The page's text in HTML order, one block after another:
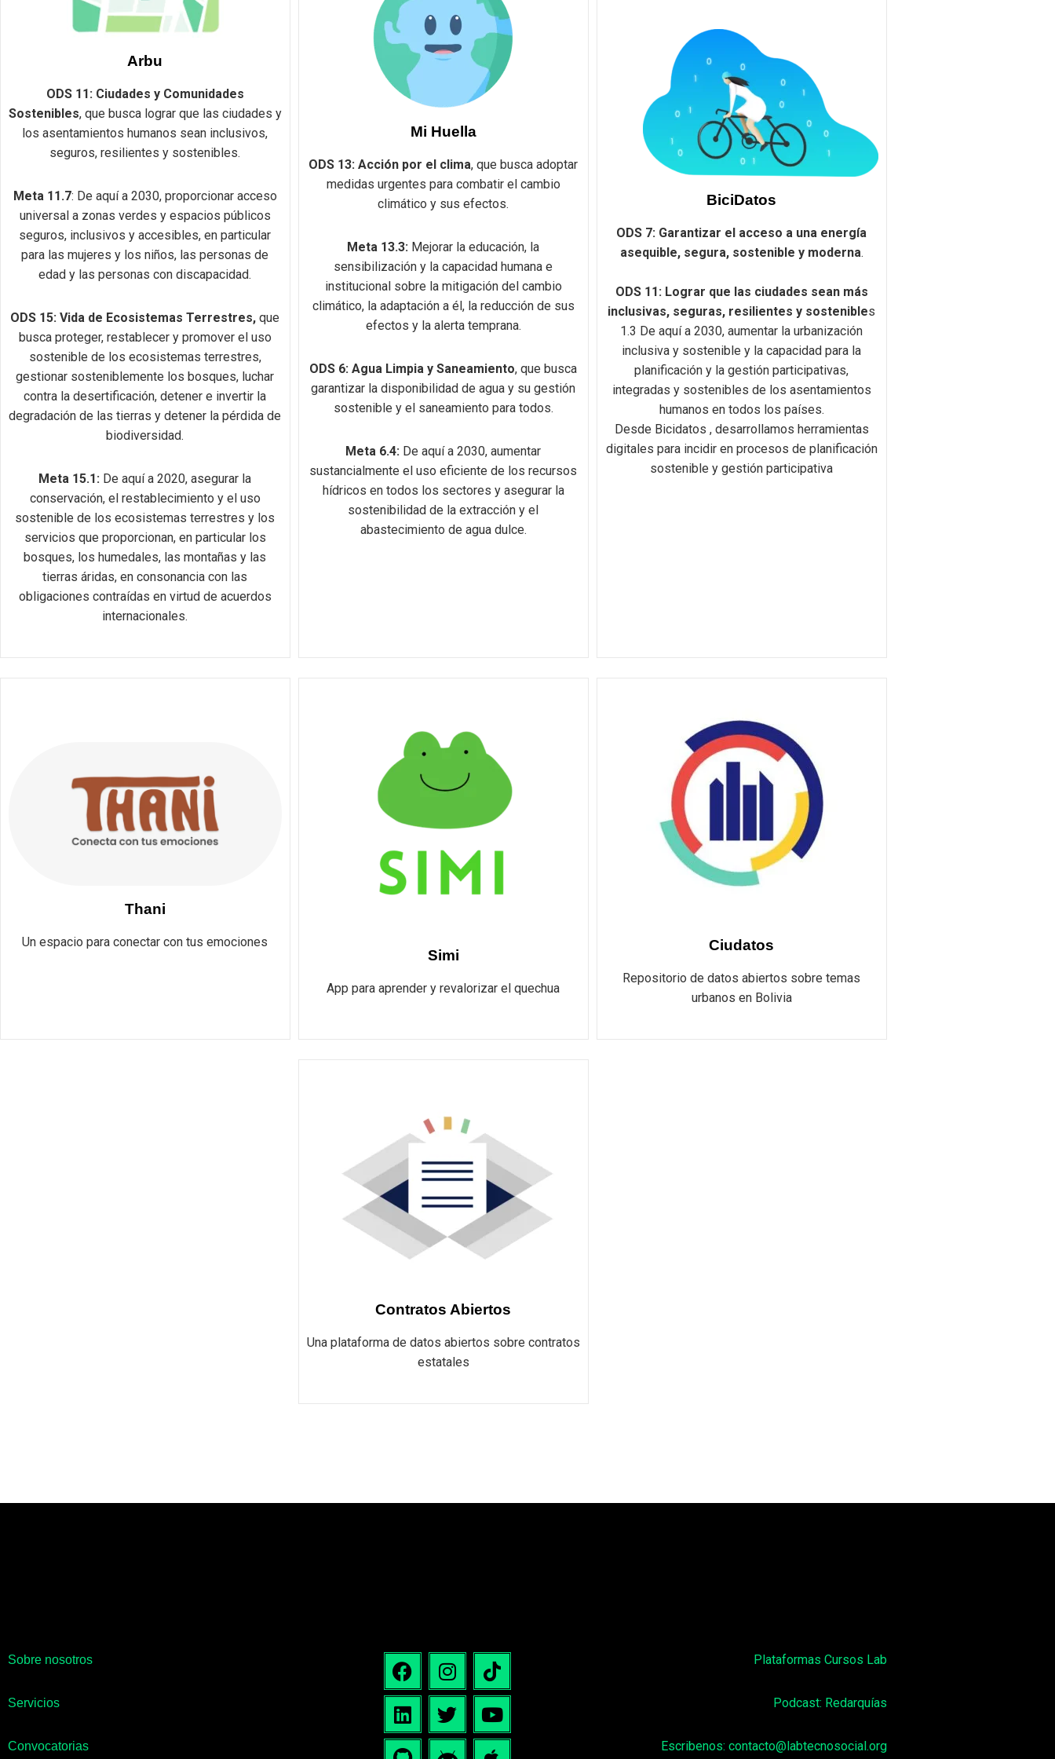
Arbu
ODS 11: Ciudades y Comunidades
Sostenibles, que busca lograr que las ciudades y
los asentamientos humanos sean inclusivos,
seguros, resilientes y sostenibles.
Meta 11.7: De aquí a 2030, proporcionar acceso
universal a zonas verdes y espacios públicos
seguros, inclusivos y accesibles, en particular
para las mujeres y los niños, las personas de
edad y las personas con discapacidad.
ODS 15: Vida de Ecosistemas Terrestres, que
busca proteger, restablecer y promover el uso
sostenible de los ecosistemas terrestres,
gestionar sosteniblemente los bosques, luchar
contra la desertificación, detener e invertir la
degradación de las tierras y detener la pérdida de
biodiversidad.
Meta 15.1: De aquí a 2020, asegurar la
conservación, el restablecimiento y el uso
sostenible de los ecosistemas terrestres y los
servicios que proporcionan, en particular los
bosques, los humedales, las montañas y las
tierras áridas, en consonancia con las
obligaciones contraídas en virtud de acuerdos
internacionales.
Mi Huella
ODS 13: Acción por el clima, que busca adoptar
medidas urgentes para combatir el cambio
climático y sus efectos.
Meta 13.3: Mejorar la educación, la
sensibilización y la capacidad humana e
institucional sobre la mitigación del cambio
climático, la adaptación a él, la reducción de sus
efectos y la alerta temprana.
ODS 6: Agua Limpia y Saneamiento, que busca
garantizar la disponibilidad de agua y su gestión
sostenible y el saneamiento para todos.
Meta 6.4: De aquí a 2030, aumentar
sustancialmente el uso eficiente de los recursos
hídricos en todos los sectores y asegurar la
sostenibilidad de la extracción y el
abastecimiento de agua dulce.
BiciDatos
ODS 7: Garantizar el acceso a una energía
asequible, segura, sostenible y moderna.
ODS 11: Lograr que las ciudades sean más
inclusivas, seguras, resilientes y sostenibles
1.3 De aquí a 2030, aumentar la urbanización
inclusiva y sostenible y la capacidad para la
planificación y la gestión participativas,
integradas y sostenibles de los asentamientos
humanos en todos los países.
Desde Bicidatos , desarrollamos herramientas
digitales para incidir en procesos de planificación
sostenible y gestión participativa
Thani
Un espacio para conectar con tus emociones
Simi
App para aprender y revalorizar el quechua
Ciudatos
Repositorio de datos abiertos sobre temas
urbanos en Bolivia
Contratos Abiertos
Una plataforma de datos abiertos sobre contratos
estatales
Sobre nosotros
Servicios
Convocatorias
Plataformas Cursos Lab
Podcast: Redarquías
Escribenos: contacto@labtecnosocial.org